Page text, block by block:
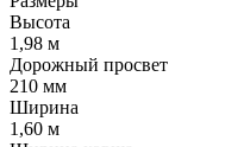
Высота
1,98 м
Дорожный просвет
210 мм
Ширина
1,60 м